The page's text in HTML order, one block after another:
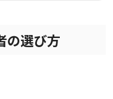
の選び方